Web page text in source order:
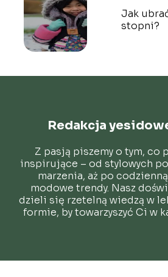
Jak
stopni?
Redakcja
Z pasją piszemy o tym, co
inspirujące – od stylowych
marzenia, aż po
modowe trendy. Nasz
dzieli się rzetelną wiedzą w
formie, by towarzyszyć Ci w